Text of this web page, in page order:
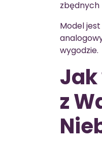
zbędnych
Model
wygodzie.
z